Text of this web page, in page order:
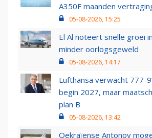
A350F maanden
05-08-2026, 15:25
El Al noteert snelle groei
minder oorlogsgeweld
05-08-2026, 14:17
Lufthansa verwacht 777-
begin 2027, maar
plan B
05-08-2026, 13:42
Oekraïense Antonov